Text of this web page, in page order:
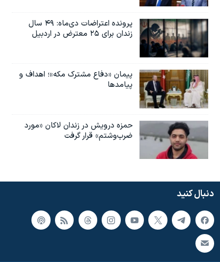
پرونده اعتراضات دی‌ماه: ۴۹ سال
زندان برای ۲۵ معترض در اردبیل
پیمان «دفاع مشترک مکه»؛ اهداف و
پیامدها
حمزه درویش در زندان لاکان «مورد
ضرب‌وشتم» قرار گرفت
دنبال کنید